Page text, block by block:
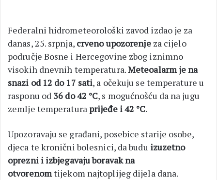
Federalni hidrometeorološki zavod izdao je za
danas, 25. srpnja, crveno upozorenjeza cijelo
područje Bosne i Hercegovine zbog iznimno
visokih dnevnih temperatura.Meteoalarm je na
snazi od 12 do 17 sati, a očekuju se temperature u
rasponu od 36 do 42 °C, s mogućnošću da na jugu
zemlje temperaturaprijeđe i 42 °C.
Upozoravaju se građani, posebice starije osobe,
djeca te kronični bolesnici, da budu izuzetno
oprezni i izbjegavaju boravak na
otvorenomtijekom najtoplijeg dijela dana.